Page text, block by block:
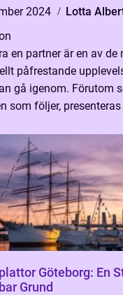
2024
Lotta
en partner är en av de
påfrestande
gå igenom. Förutom
som följer,
Göteborg: En Stad Byggd
Grund